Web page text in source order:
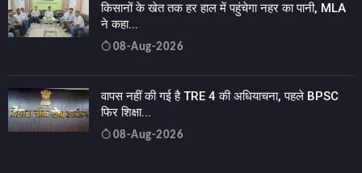
किसानों के खेत तक हर हाल में पहुंचेगा नहर का पानी, MLA
ने कहा...
08-Aug-2026
वापस नहीं की गई है TRE 4 की अधियाचना, पहले BPSC
फिर शिक्षा...
08-Aug-2026